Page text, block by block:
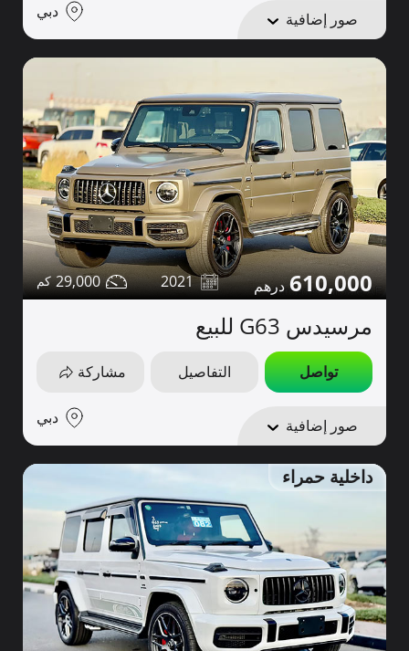
صور إضافية دبي
610,000
2021
29,000
مرسيدس G63 للبيع
تواصل التفاصيل مشاركة
صور إضافية دبي
داخلية حمراء